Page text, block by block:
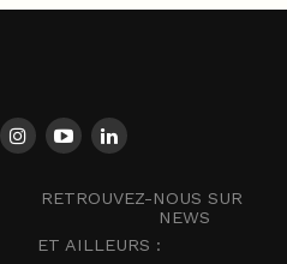
RETROUVEZ-NOUS SUR
NEWS
ET AILLEURS :